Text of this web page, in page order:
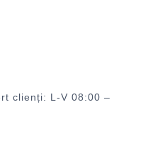
clienți: L-V 08:00 –